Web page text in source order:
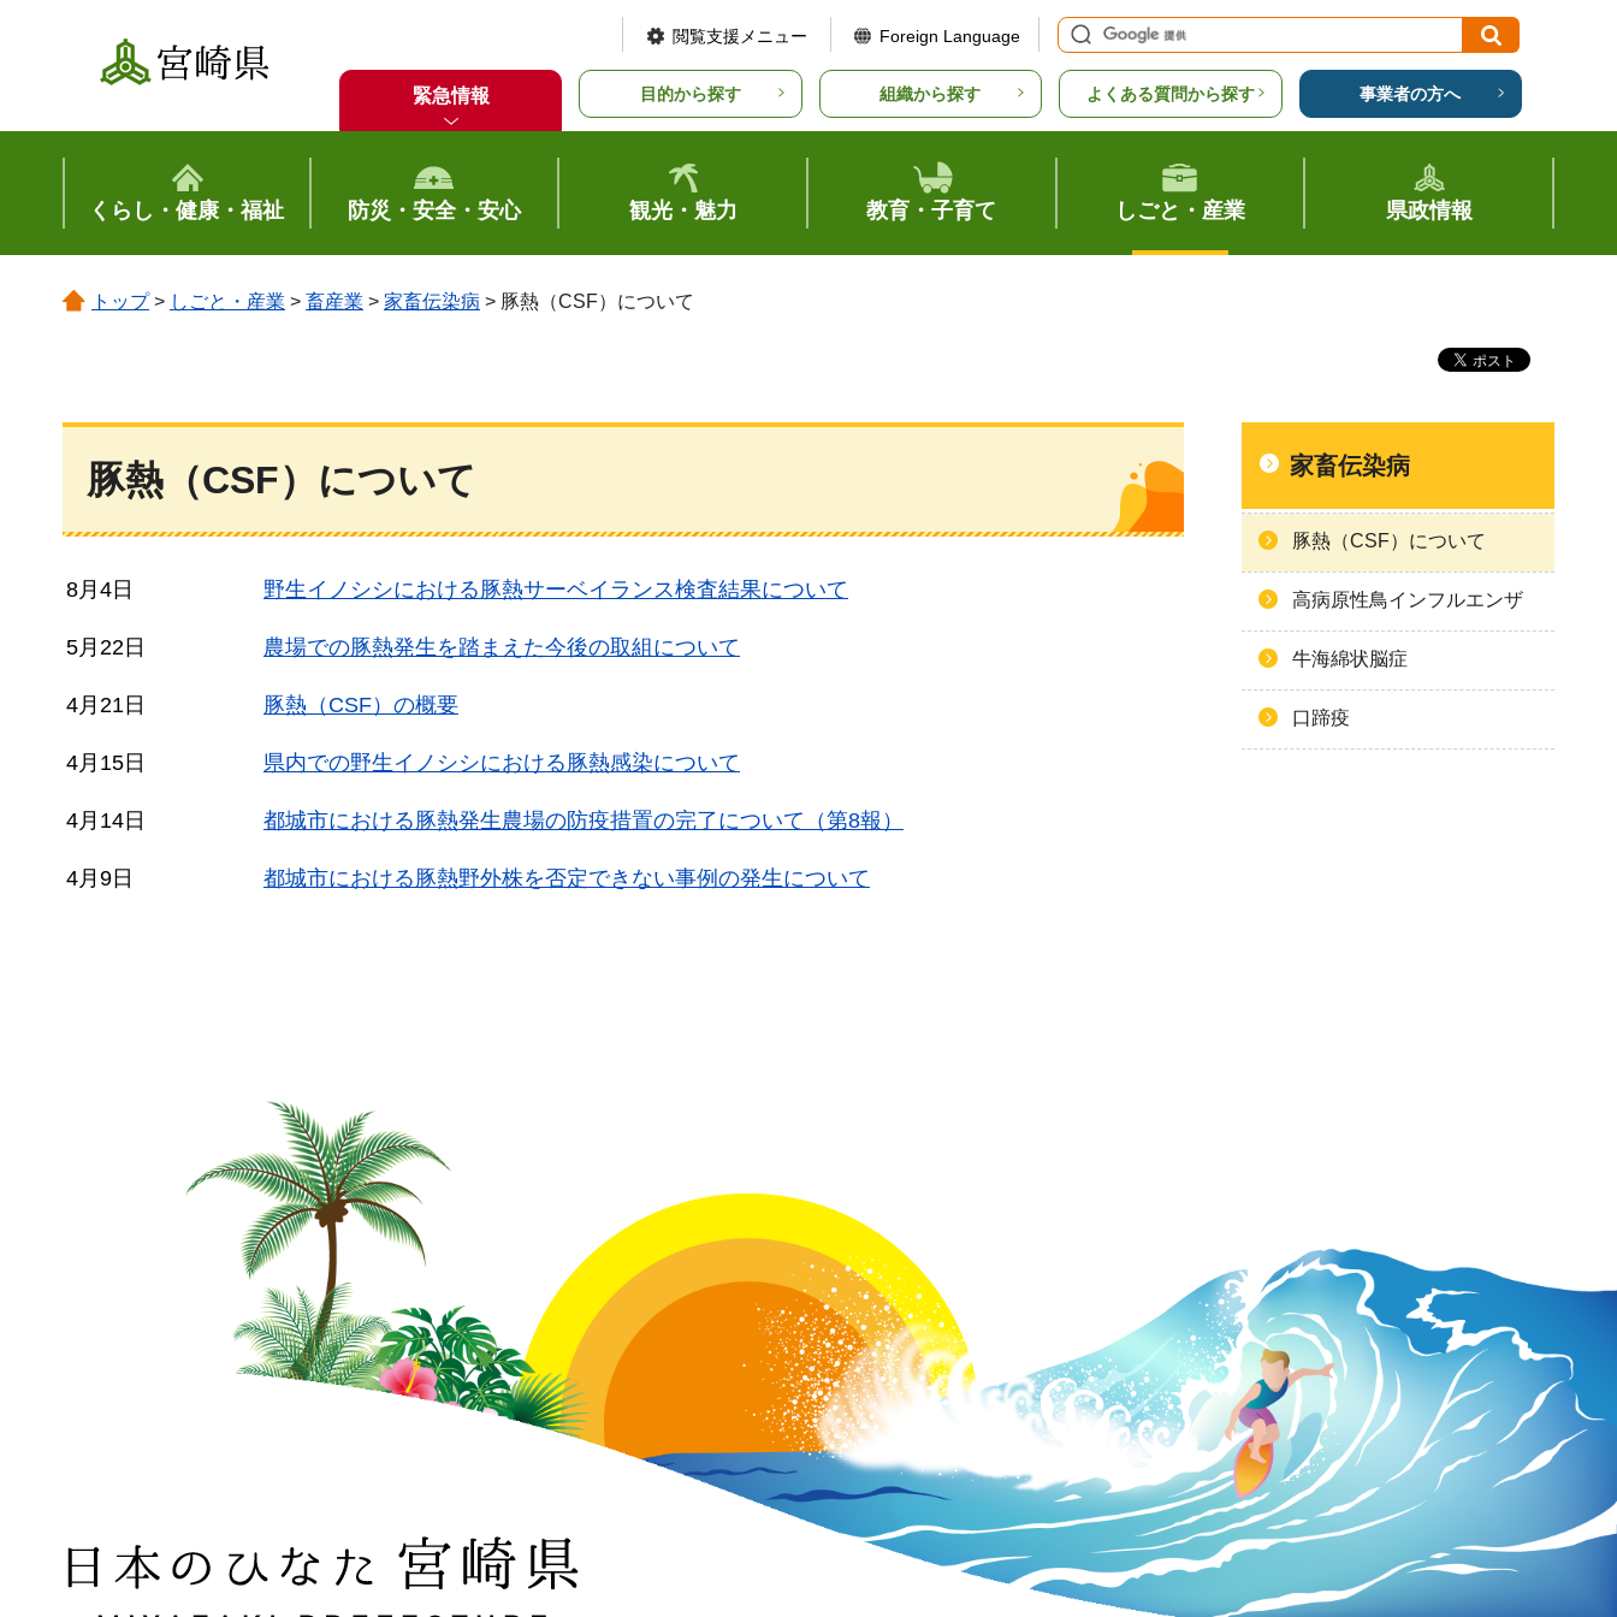
宮崎県
閲覧支援メニュー Foreign Language
緊急情報 目的から探す 組織から探す よくある質問から探す 事業者の方へ
くらし・健康・福祉 防災・安全・安心 観光・魅力 教育・子育て しごと・産業 県政情報
トップ> しごと・産業 > 畜産業 > 家畜伝染病 > 豚熱（CSF）について
豚熱（CSF）について
8月4日 野生イノシシにおける豚熱サーベイランス検査結果について
5月22日 農場での豚熱発生を踏まえた今後の取組について
4月21日 豚熱（CSF）の概要
4月15日 県内での野生イノシシにおける豚熱感染について
4月14日 都城市における豚熱発生農場の防疫措置の完了について（第8報）
4月9日 都城市における豚熱野外株を否定できない事例の発生について
家畜伝染病
豚熱（CSF）について
高病原性鳥インフルエンザ
牛海綿状脳症
口蹄疫
日本のひなた 宮崎県 MIYAZAKI PREFECTURE